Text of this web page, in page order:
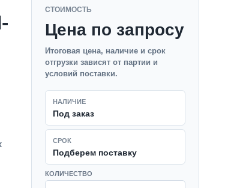
СТОИМОСТЬ
Цена по запросу
Итоговая цена, наличие и срок
отгрузки зависят от партии и
условий поставки.
НАЛИЧИЕ
Под заказ
СРОК
Подберем поставку
КОЛИЧЕСТВО